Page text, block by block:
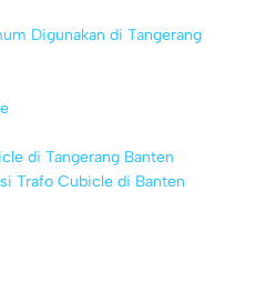
Digunakan di Tangerang
di Tangerang Banten
Trafo Cubicle di Banten